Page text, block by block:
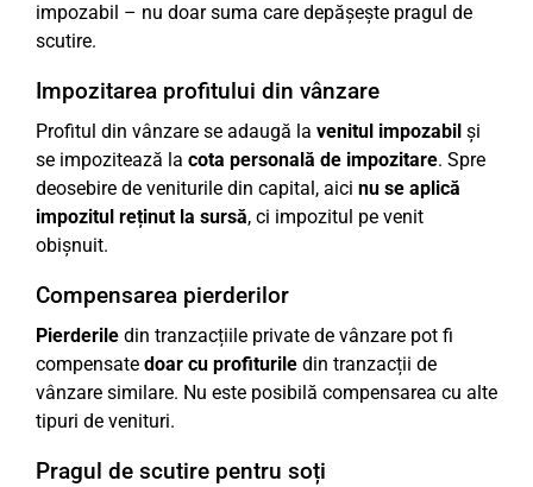
impozabil – nu doar suma care depășește pragul de
scutire.
Impozitarea profitului din vânzare
Profitul din vânzare se adaugă la venitul impozabil și
se impozitează la cota personală de impozitare. Spre
deosebire de veniturile din capital, aici nu se aplică
impozitul reținut la sursă, ci impozitul pe venit
obișnuit.
Compensarea pierderilor
Pierderile din tranzacțiile private de vânzare pot fi
compensate doar cu profiturile din tranzacții de
vânzare similare. Nu este posibilă compensarea cu alte
tipuri de venituri.
Pragul de scutire pentru soți